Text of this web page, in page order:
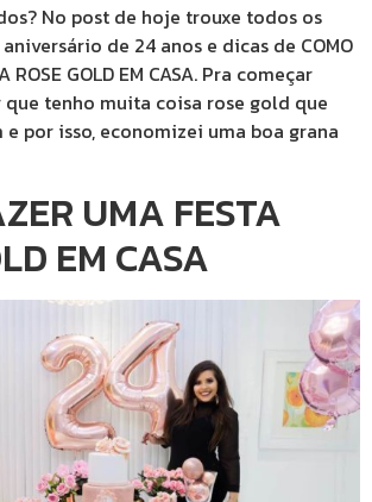
No post de hoje trouxe todos os
de 24 anos e dicas de COMO
ROSE GOLD EM CASA. Pra começar
tenho muita coisa rose gold que
por isso, economizei uma boa grana
UMA FESTA
EM CASA